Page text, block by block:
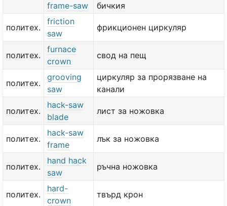
frame-saw
бичкия
политех.
friction
saw
фрикционен циркуляр
политех.
furnace
crown
свод на пещ
политех.
grooving
saw
циркуляр за прорязване на
канали
политех.
hack-saw
blade
лист за ножовка
политех.
hack-saw
frame
лък за ножовка
политех.
hand hack
saw
ръчна ножовка
политех.
hard-
crown
твърд крон